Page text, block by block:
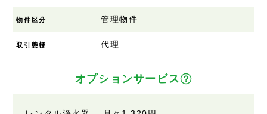
物件区分 管理物件
取引態様 代理
オプションサービス